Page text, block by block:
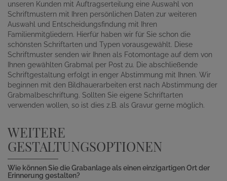
unseren Kunden mit Auftragserteilung eine Auswahl von
Schriftmustern mit Ihren persönlichen Daten zur weiteren
Auswahl und Entscheidungsfindung mit Ihren
Familienmitgliedern. Hierfür haben wir für Sie schon die
schönsten Schriftarten und Typen vorausgewählt. Diese
Schriftmuster senden wir Ihnen als Fotomontage auf dem von
Ihnen gewählten Grabmal per Post zu. Die abschließende
Schriftgestaltung erfolgt in enger Abstimmung mit Ihnen. Wir
beginnen mit den Bildhauerarbeiten erst nach Abstimmung der
Grabmalbeschriftung. Sollten Sie eigene Schriftarten
verwenden wollen, so ist dies z.B. als Gravur gerne möglich.
WEITERE
GESTALTUNGSOPTIONEN
Wie können Sie die Grabanlage als einen einzigartigen Ort der
Erinnerung gestalten?